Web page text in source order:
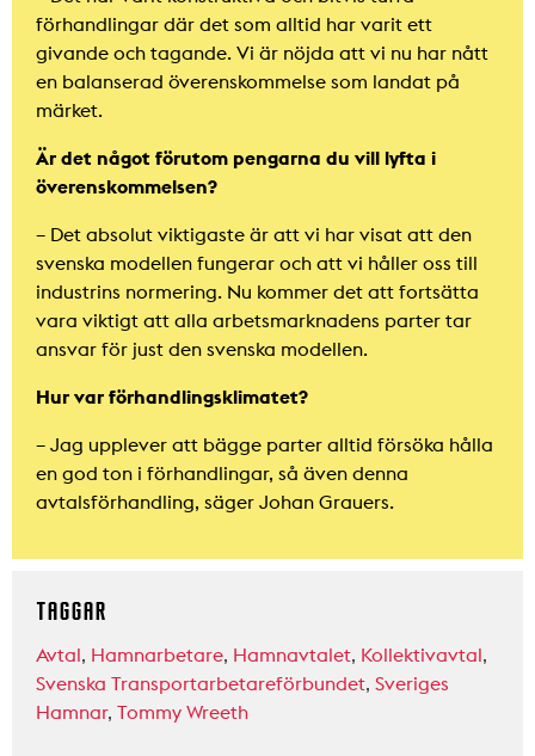
förhandlingar där det som alltid har varit ett
givande och tagande. Vi är nöjda att vi nu har nått
en balanserad överenskommelse som landat på
märket.
Är det något förutom pengarna du vill lyfta i
överenskommelsen?
– Det absolut viktigaste är att vi har visat att den
svenska modellen fungerar och att vi håller oss till
industrins normering. Nu kommer det att fortsätta
vara viktigt att alla arbetsmarknadens parter tar
ansvar för just den svenska modellen.
Hur var förhandlingsklimatet?
– Jag upplever att bägge parter alltid försöka hålla
en god ton i förhandlingar, så även denna
avtalsförhandling, säger Johan Grauers.
TAGGAR
Avtal, Hamnarbetare, Hamnavtalet, Kollektivavtal,
Svenska Transportarbetareförbundet, Sveriges
Hamnar, Tommy Wreeth